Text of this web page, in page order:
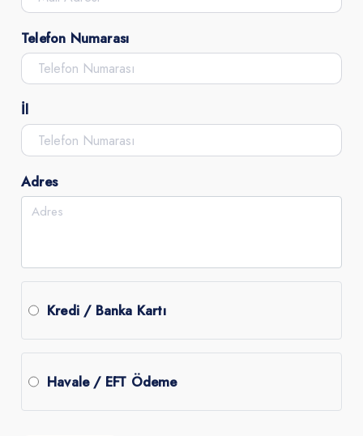
Telefon Numarası
İl
Adres
Kredi / Banka Kartı
Havale / EFT Ödeme